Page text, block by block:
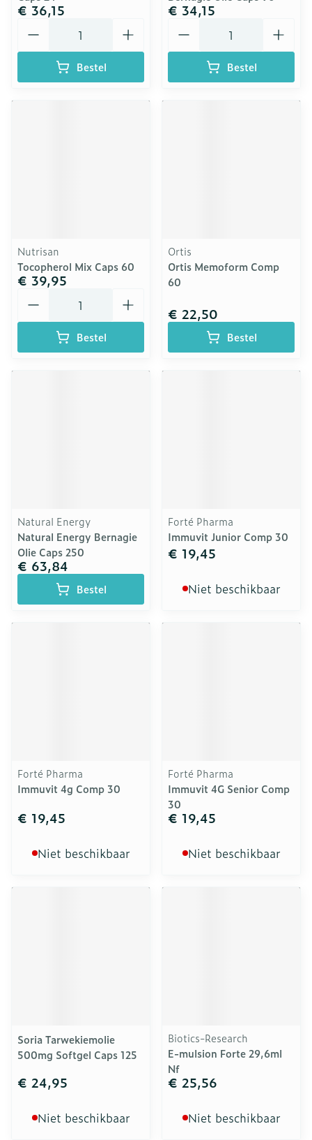
€ 36,15
Bestel
€ 34,15
Bestel
Nutrisan
Tocopherol Mix Caps 60
€ 39,95
Bestel
Ortis
Ortis Memoform Comp
60
€ 22,50
Bestel
Natural Energy
Natural Energy Bernagie
Olie Caps 250
€ 63,84
Bestel
Forté Pharma
Immuvit Junior Comp 30
€ 19,45
Niet beschikbaar
Forté Pharma
Immuvit 4g Comp 30
€ 19,45
Niet beschikbaar
Forté Pharma
Immuvit 4G Senior Comp
30
€ 19,45
Niet beschikbaar
Soria Tarwekiemolie
500mg Softgel Caps 125
€ 24,95
Niet beschikbaar
Biotics-Research
E-mulsion Forte 29,6ml
Nf
€ 25,56
Niet beschikbaar